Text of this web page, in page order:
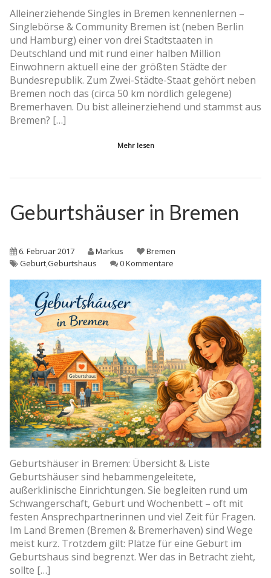
Alleinerziehende Singles in Bremen kennenlernen –
Singlebörse & Community Bremen ist (neben Berlin
und Hamburg) einer von drei Stadtstaaten in
Deutschland und mit rund einer halben Million
Einwohnern aktuell eine der größten Städte der
Bundesrepublik. Zum Zwei-Städte-Staat gehört neben
Bremen noch das (circa 50 km nördlich gelegene)
Bremerhaven. Du bist alleinerziehend und stammst aus
Bremen? […]
Mehr lesen
Geburtshäuser in Bremen
6. Februar 2017 Markus
Bremen
Geburt,Geburtshaus 0 Kommentare
Geburtshäuser in Bremen: Übersicht & Liste
Geburtshäuser sind hebammengeleitete,
außerklinische Einrichtungen. Sie begleiten rund um
Schwangerschaft, Geburt und Wochenbett – oft mit
festen Ansprechpartnerinnen und viel Zeit für Fragen.
Im Land Bremen (Bremen & Bremerhaven) sind Wege
meist kurz. Trotzdem gilt: Plätze für eine Geburt im
Geburtshaus sind begrenzt. Wer das in Betracht zieht,
sollte […]